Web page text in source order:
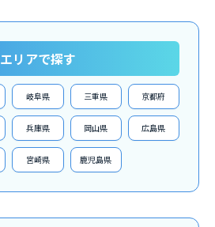
エリアで探す
岐阜県 三重県 京都府
兵庫県 岡山県 広島県
宮崎県 鹿児島県